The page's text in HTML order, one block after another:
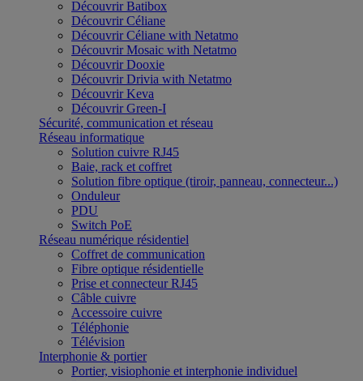
Découvrir Batibox
Découvrir Céliane
Découvrir Céliane with Netatmo
Découvrir Mosaic with Netatmo
Découvrir Dooxie
Découvrir Drivia with Netatmo
Découvrir Keva
Découvrir Green-I
Sécurité, communication et réseau
Réseau informatique
Solution cuivre RJ45
Baie, rack et coffret
Solution fibre optique (tiroir, panneau, connecteur...)
Onduleur
PDU
Switch PoE
Réseau numérique résidentiel
Coffret de communication
Fibre optique résidentielle
Prise et connecteur RJ45
Câble cuivre
Accessoire cuivre
Téléphonie
Télévision
Interphonie & portier
Portier, visiophonie et interphonie individuel